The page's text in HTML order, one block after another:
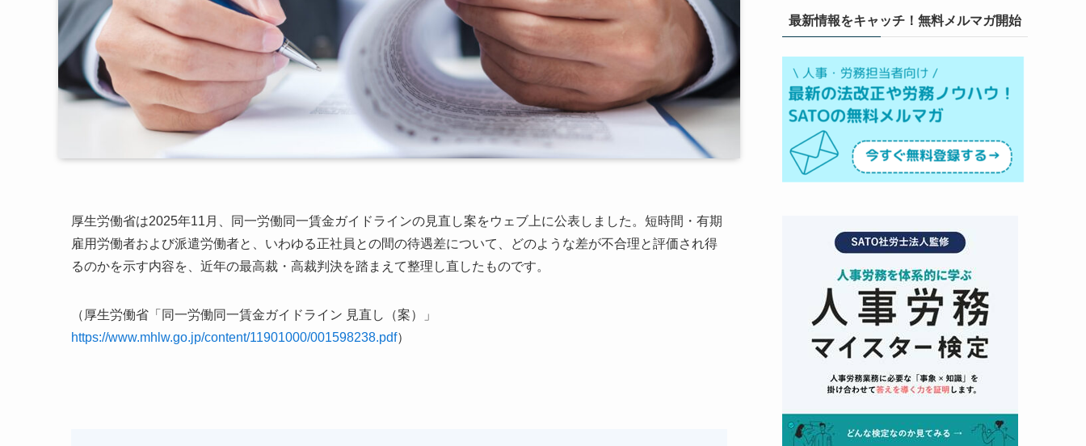
厚生労働省は2025年11月、同一労働同一賃金ガイドラインの見直し案をウェブ上に公表しました。短時間・有期
雇用労働者および派遣労働者と、いわゆる正社員との間の待遇差について、どのような差が不合理と評価され得
るのかを示す内容を、近年の最高裁・高裁判決を踏まえて整理し直したものです。
（厚生労働省「同一労働同一賃金ガイドライン 見直し（案）」
https://www.mhlw.go.jp/content/11901000/001598238.pdf）
最新情報をキャッチ！無料メルマガ開始